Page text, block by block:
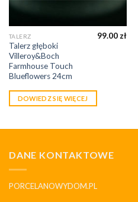
TALERZ
Talerz głęboki
Villeroy&Boch
Farmhouse Touch
Blueflowers 24cm
99.00 zł
DOWIEDZ SIĘ WIĘCEJ
DANE KONTAKTOWE
PORCELANOWYDOM.PL